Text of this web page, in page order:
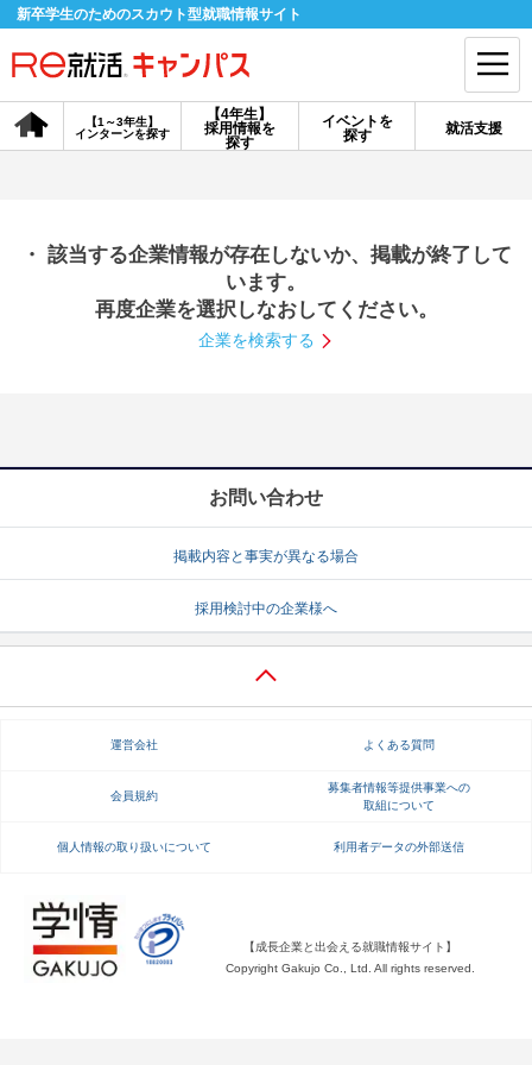
新卒学生のためのスカウト型就職情報サイト
【4年生】
採用情報を
探す
【1～3年生】
インターンを探す
イベントを
探す
就活支援
会員登録 ログイン
探す
【4年生】
説明会を探す
就活ノウハウ・サポート
就活ノウハウが満載！ お役立ち記事・相談室など
就活ニュースペーパー よくある質問
不明点があればこちら
・ 該当する企業情報が存在しないか、掲載が終了して
います。
再度企業を選択しなおしてください。
企業を検索する
お問い合わせ
掲載内容と事実が異なる場合
採用検討中の企業様へ
運営会社 よくある質問
会員規約
募集者情報等提供事業への
取組について
個人情報の取り扱いについて 利用者データの外部送信
【成長企業と出会える就職情報サイト】
Copyright Gakujo Co., Ltd. All rights reserved.